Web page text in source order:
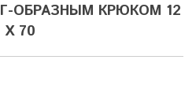
ОБРАЗНЫМ КРЮКОМ 12
Х 70